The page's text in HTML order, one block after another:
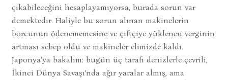
çıkabileceğini hesaplayamıyorsa, burada sorun var
demektedir. Haliyle bu sorun alınan makinelerin
borcunun ödenememesine ve çiftçiye yüklenen verginin
artması sebep oldu ve makineler elimizde kaldı.
Japonya’ya bakalım: bugün üç tarafı denizlerle çevrili,
İkinci Dünya Savaşı’nda ağır yaralar almış, ama